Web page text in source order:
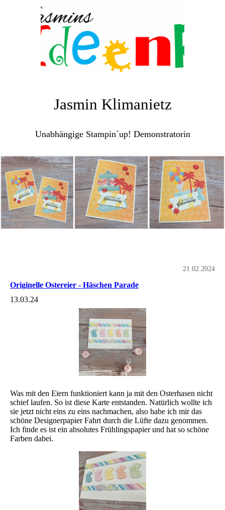
Jasmin Klimanietz
Unabhängige Stampin´up! Demonstratorin
21.02.2024
Originelle Ostereier - Häschen Parade
13.03.24
Was mit den Eiern funktioniert kann ja mit den Osterhasen nicht
schief laufen. So ist diese Karte entstanden. Natürlich wollte ich
sie jetzt nicht eins zu eins nachmachen, also habe ich mir das
schöne Designerpapier Fahrt durch die Lüfte dazu genommen.
Ich finde es ist ein absolutes Frühlingspapier und hat so schöne
Farben dabei.